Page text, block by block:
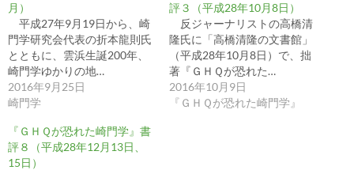
月）
平成27年9月19日から、崎
門学研究会代表の折本龍則氏
とともに、雲浜生誕200年、
崎門学ゆかりの地…
2016年9月25日
崎門学
評３（平成28年10月8日）
反ジャーナリストの高橋清
隆氏に「高橋清隆の文書館」
（平成28年10月8日）で、拙
著『ＧＨＱが恐れた…
2016年10月9日
『ＧＨＱが恐れた崎門学』
『ＧＨＱが恐れた崎門学』書
評８（平成28年12月13日、
15日）